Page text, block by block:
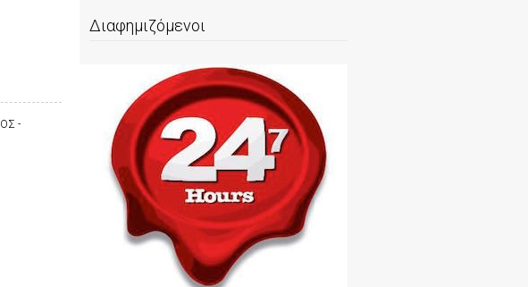
-
Διαφημιζόμενοι